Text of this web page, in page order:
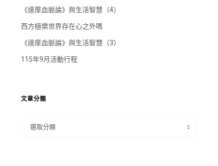
《達摩血脈論》與生活智慧（4）
西方極樂世界存在心之外嗎
《達摩血脈論》與生活智慧（3）
115年9月活動行程
文章分類